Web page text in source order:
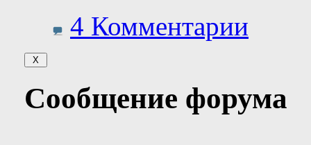
4 Комментарии
Сообщение форума